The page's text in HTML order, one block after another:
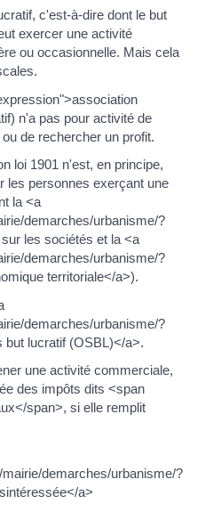
c'est-à-dire dont le but
exercer une activité
ou occasionnelle. Mais cela
n'a pas pour activité de
de rechercher un profit.
loi 1901 n'est, en principe,
les personnes exerçant une
la <a
demarches/urbanisme/?
les sociétés et la <a
demarches/urbanisme/?
territoriale</a>).
demarches/urbanisme/?
lucratif (OSBL)</a>.
une activité commerciale,
des impôts dits <span
span>, si elle remplit
demarches/urbanisme/?
a>